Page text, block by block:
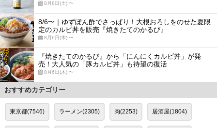
8月8日(土) 〜
8/6〜｜ゆずぽん酢でさっぱり！大根おろしをのせた夏限
定のカルビ丼を販売『焼きたてのかるび』
8月6日(木) 〜
『焼きたてのかるび』から「にんにくカルビ丼」が発
売！大人気の「豚カルビ丼」も待望の復活
8月6日(木) 〜
おすすめカテゴリー
東京都(7546) ラーメン(2305) 肉(2253) 居酒屋(1804)